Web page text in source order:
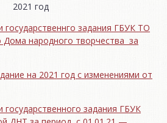
2021 год
задания ГБУК ТО
Дома народного творчества за
на 2021 год с изменениями от
задания ГБУК